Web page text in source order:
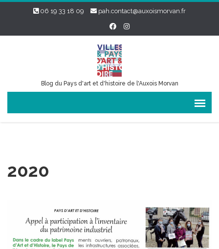
06 19 33 18 09 pah.contact@auxoismorvan.fr
Blog du Pays d'art et d'histoire de l'Auxois Morvan
2020